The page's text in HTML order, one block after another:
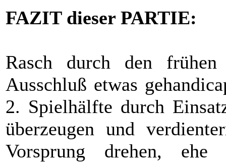
FAZIT dieser PARTIE:
Rasch durch den
Ausschluß etwas
2. Spielhälfte durch
überzeugen und
Vorsprung drehen, ehe